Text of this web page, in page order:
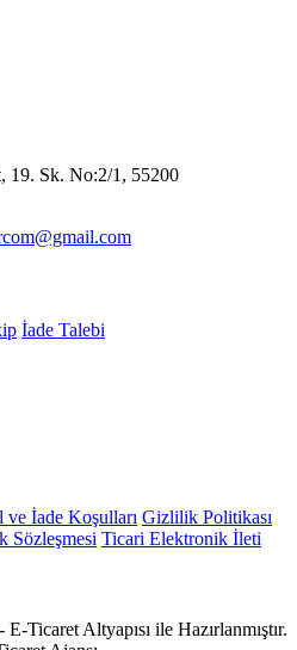
19. Sk. No:2/1, 55200
İade Talebi
ve İade Koşulları Gizlilik Politikası
Sözleşmesi Ticari Elektronik İleti
Ticaret Altyapısı ile Hazırlanmıştır.